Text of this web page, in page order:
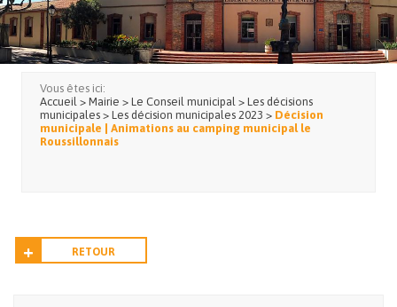
Vous êtes ici:
Accueil > Mairie > Le Conseil municipal > Les décisions
municipales > Les décision municipales 2023 > Décision
municipale | Animations au camping municipal le
Roussillonnais
RETOUR